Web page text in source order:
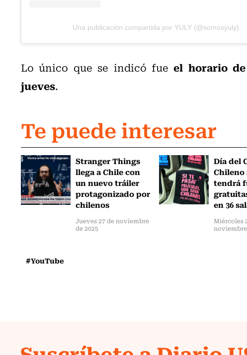
Una publicación compartida por YULY (@somosyuly)
Lo único que se indicó fueel horario
jueves.
Te puede interesar
Stranger Things
llega a Chile con
un nuevo tráiler
protagonizado por
chilenos
Jueves 27 de noviembre
de 2025
Día del
Chileno
tendrá
en 36
Miércoles
noviembre
#YouTube